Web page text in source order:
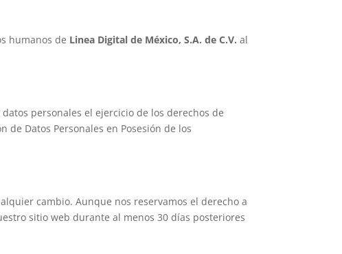
humanos de Linea Digital de México, S.A. de C.V. al
personales el ejercicio de los derechos de
de Datos Personales en Posesión de los
cambio. Aunque nos reservamos el derecho a
sitio web durante al menos 30 días posteriores